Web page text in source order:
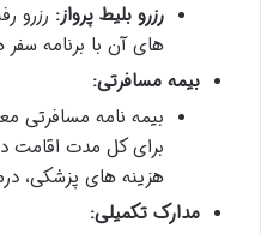
رزرو بلیط پرواز: رزرو
های آن با برنامه
بیمه مسافرتی:
برای کل مدت اقامت
هزینه های پزشکی،
مدارک تکمیلی: